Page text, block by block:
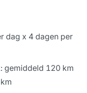
dag x 4 dagen per
gemiddeld 120 km